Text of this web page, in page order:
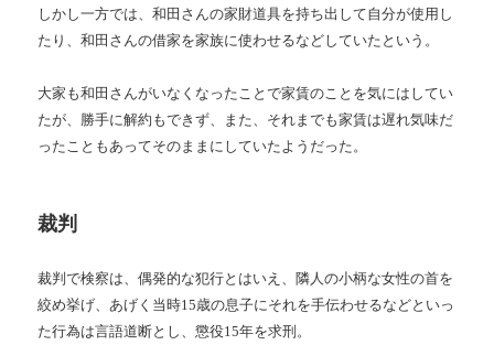
しかし一方では、和田さんの家財道具を持ち出して自分が使用し
たり、和田さんの借家を家族に使わせるなどしていたという。
大家も和田さんがいなくなったことで家賃のことを気にはしてい
たが、勝手に解約もできず、また、それまでも家賃は遅れ気味だ
ったこともあってそのままにしていたようだった。
裁判
裁判で検察は、偶発的な犯行とはいえ、隣人の小柄な女性の首を
絞め挙げ、あげく当時15歳の息子にそれを手伝わせるなどといっ
た行為は言語道断とし、懲役15年を求刑。